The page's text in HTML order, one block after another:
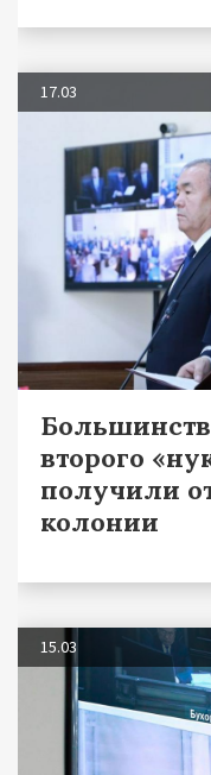
17.03
второго
получили
колонии
15.03